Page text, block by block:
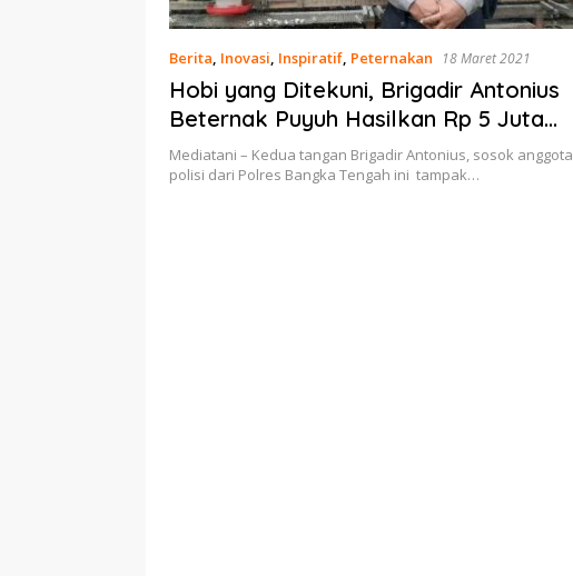
Berita, Inovasi, Inspiratif, Peternakan 18 Maret 2021
Hobi yang Ditekuni, Brigadir Antonius
Beternak Puyuh Hasilkan Rp 5 Juta
Perbulan
Mediatani – Kedua tangan Brigadir Antonius, sosok anggota
polisi dari Polres Bangka Tengah ini tampak…